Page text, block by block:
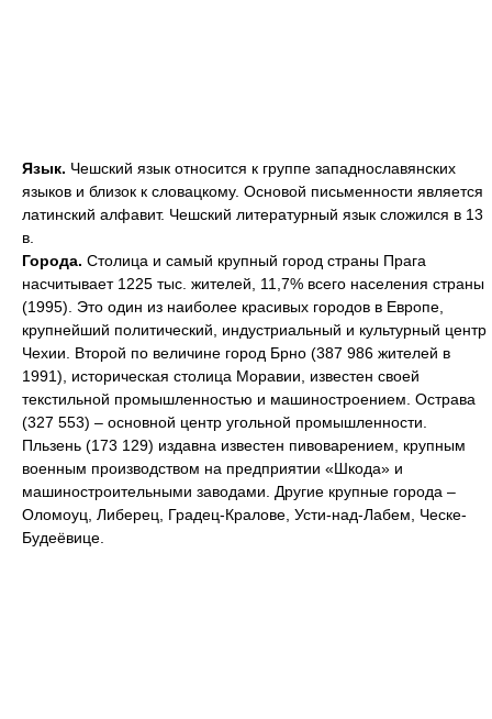
Язык. Чешский язык относится к группе западнославянских
языков и близок к словацкому. Основой письменности является
латинский алфавит. Чешский литературный язык сложился в 13
в.
Города. Столица и самый крупный город страны Прага
насчитывает 1225 тыс. жителей, 11,7% всего населения страны
(1995). Это один из наиболее красивых городов в Европе,
крупнейший политический, индустриальный и культурный центр
Чехии. Второй по величине город Брно (387 986 жителей в
1991), историческая столица Моравии, известен своей
текстильной промышленностью и машиностроением. Острава
(327 553) – основной центр угольной промышленности.
Пльзень (173 129) издавна известен пивоварением, крупным
военным производством на предприятии «Шкода» и
машиностроительными заводами. Другие крупные города –
Оломоуц, Либерец, Градец-Кралове, Усти-над-Лабем, Ческе-
Будеёвице.